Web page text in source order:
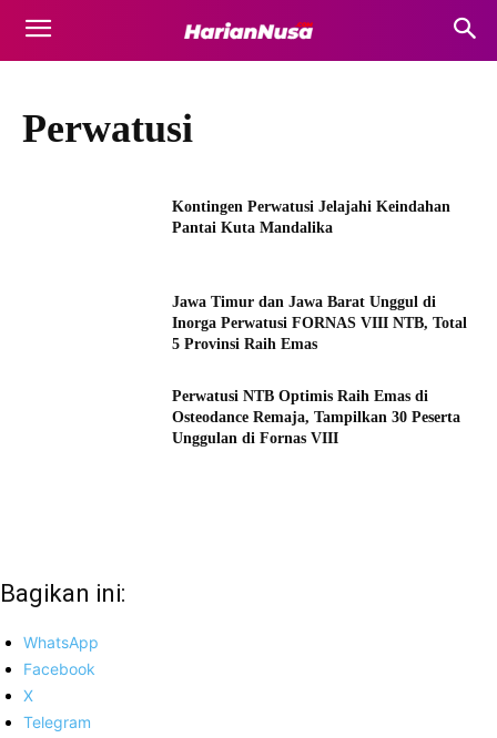
Perwatusi
Kontingen Perwatusi Jelajahi Keindahan
Pantai Kuta Mandalika
Jawa Timur dan Jawa Barat Unggul di
Inorga Perwatusi FORNAS VIII NTB, Total
5 Provinsi Raih Emas
Perwatusi NTB Optimis Raih Emas di
Osteodance Remaja, Tampilkan 30 Peserta
Unggulan di Fornas VIII
Bagikan ini:
WhatsApp
Facebook
X
Telegram